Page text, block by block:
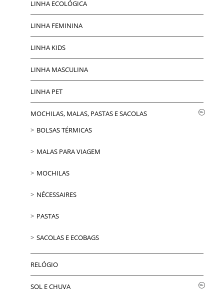
LINHA ECOLÓGICA
LINHA FEMININA
LINHA KIDS
LINHA MASCULINA
LINHA PET
MOCHILAS, MALAS, PASTAS E SACOLAS
BOLSAS TÉRMICAS
MALAS PARA VIAGEM
MOCHILAS
NÉCESSAIRES
PASTAS
SACOLAS E ECOBAGS
RELÓGIO
SOL E CHUVA